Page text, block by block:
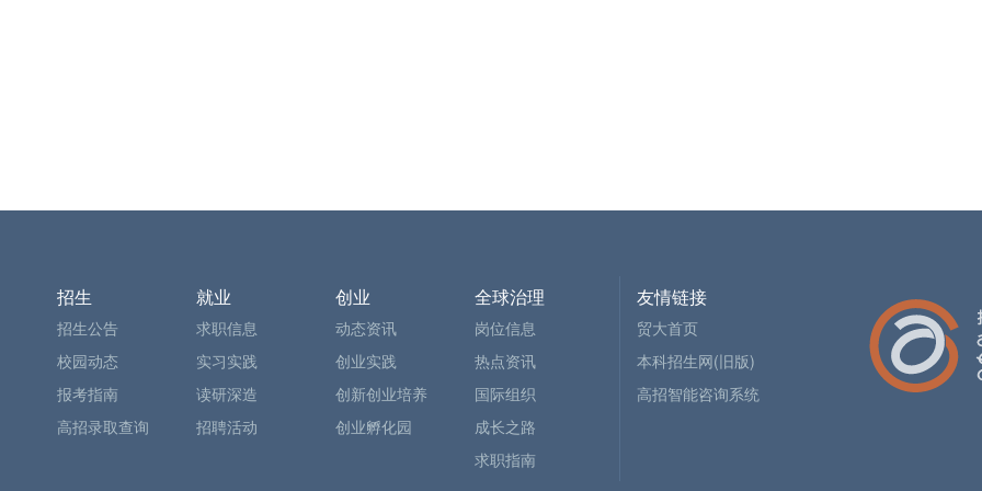
招生
招生公告
校园动态
报考指南
高招录取查询
就业
求职信息
实习实践
读研深造
招聘活动
创业
动态资讯
创业实践
创新创业培养
创业孵化园
全球治理
岗位信息
热点资讯
国际组织
成长之路
求职指南
友情链接
贸大首页
本科招生网(旧版)
高招智能咨询系统